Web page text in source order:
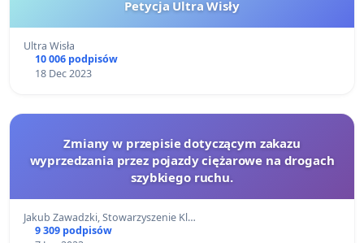
Petycja Ultra Wisły
Ultra Wisła
10 006 podpisów
18 Dec 2023
Zmiany w przepisie dotyczącym zakazu
wyprzedzania przez pojazdy ciężarowe na drogach
szybkiego ruchu.
Jakub Zawadzki, Stowarzyszenie Kl…
9 309 podpisów